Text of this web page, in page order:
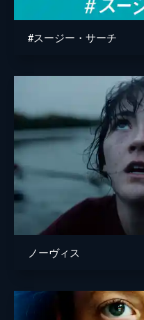
#スージー・サーチ
ノーヴィス